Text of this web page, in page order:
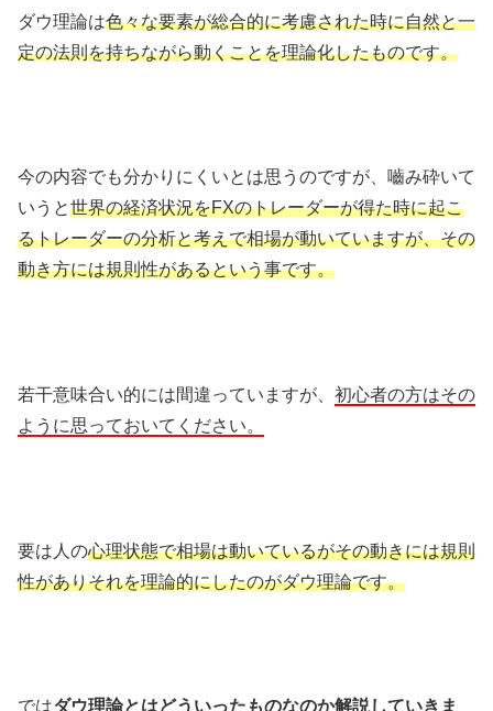
ダウ理論は色々な要素が総合的に考慮された時に自然と一
定の法則を持ちながら動くことを理論化したものです。
今の内容でも分かりにくいとは思うのですが、嚙み砕いて
いうと世界の経済状況をFXのトレーダーが得た時に起こ
るトレーダーの分析と考えで相場が動いていますが、その
動き方には規則性があるという事です。
若干意味合い的には間違っていますが、 初心者の方はその
ように思っておいてください。
要は人の心理状態で相場は動いているがその動きには規則
性がありそれを理論的にしたのがダウ理論です。
ではダウ理論とはどういったものなのか解説していきま